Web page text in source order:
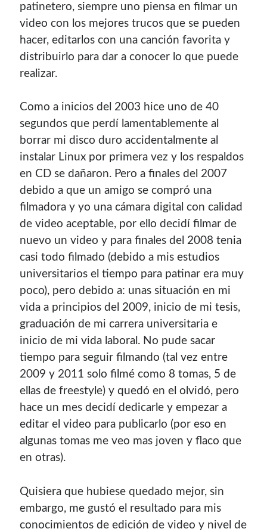
patinetero, siempre uno piensa en filmar un
video con los mejores trucos que se pueden
hacer, editarlos con una canción favorita y
distribuirlo para dar a conocer lo que puede
realizar.
Como a inicios del 2003 hice uno de 40
segundos que perdí lamentablemente al
borrar mi disco duro accidentalmente al
instalar Linux por primera vez y los respaldos
en CD se dañaron. Pero a finales del 2007
debido a que un amigo se compró una
filmadora y yo una cámara digital con calidad
de video aceptable, por ello decidí filmar de
nuevo un video y para finales del 2008 tenia
casi todo filmado (debido a mis estudios
universitarios el tiempo para patinar era muy
poco), pero debido a: unas situación en mi
vida a principios del 2009, inicio de mi tesis,
graduación de mi carrera universitaria e
inicio de mi vida laboral. No pude sacar
tiempo para seguir filmando (tal vez entre
2009 y 2011 solo filmé como 8 tomas, 5 de
ellas de freestyle) y quedó en el olvidó, pero
hace un mes decidí dedicarle y empezar a
editar el video para publicarlo (por eso en
algunas tomas me veo mas joven y flaco que
en otras).
Quisiera que hubiese quedado mejor, sin
embargo, me gustó el resultado para mis
conocimientos de edición de video y nivel de